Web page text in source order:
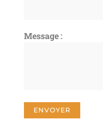
Message :